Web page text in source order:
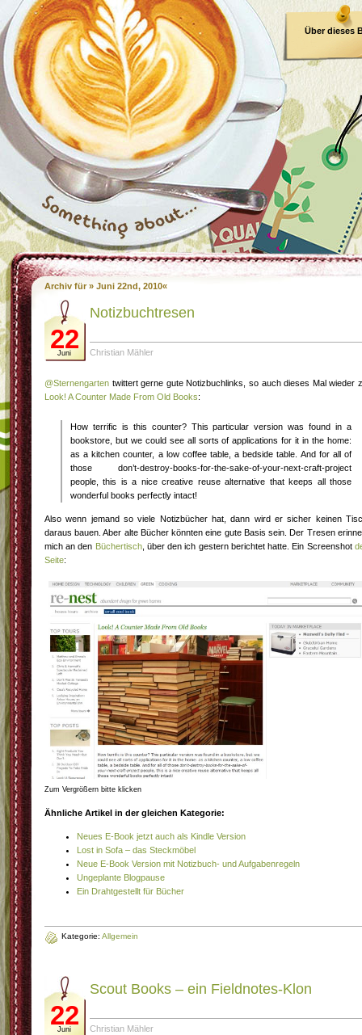
Über dieses
Archiv für » Juni 22nd, 2010«
22
Juni
Notizbuchtresen
Christian Mähler
@Sternengarten twittert gerne gute Notizbuchlinks, so auch dieses Mal wieder
Look! A Counter Made From Old Books:
How terrific is this counter? This particular version was found in a
bookstore, but we could see all sorts of applications for it in the home:
as a kitchen counter, a low coffee table, a bedside table. And for all of
those don’t-destroy-books-for-the-sake-of-your-next-craft-project
people, this is a nice creative reuse alternative that keeps all those
wonderful books perfectly intact!
Also wenn jemand so viele Notizbücher hat, dann wird er sicher keinen
daraus bauen. Aber alte Bücher könnten eine gute Basis sein. Der Tresen
mich an den Büchertisch, über den ich gestern berichtet hatte. Ein Screenshot
Seite:
Zum Vergrößern bitte klicken
Ähnliche Artikel in der gleichen Kategorie:
Neues E-Book jetzt auch als Kindle Version
Lost in Sofa – das Steckmöbel
Neue E-Book Version mit Notizbuch- und Aufgabenregeln
Ungeplante Blogpause
Ein Drahtgestellt für Bücher
Kategorie: Allgemein
22
Juni
Scout Books – ein Fieldnotes-Klon
Christian Mähler